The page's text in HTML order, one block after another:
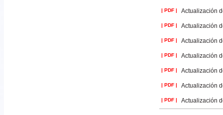
| PDF | Actualización
| PDF | Actualización
| PDF | Actualización
| PDF | Actualización
| PDF | Actualización
| PDF | Actualización
| PDF | Actualización